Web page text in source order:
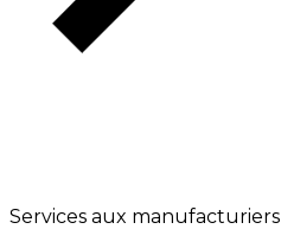
Services aux manufacturiers